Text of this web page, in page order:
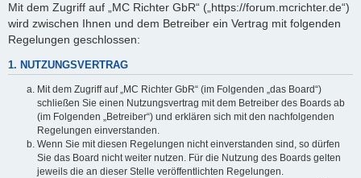
Mit dem Zugriff auf „MC Richter GbR“ („https://forum.mcrichter.de“)
wird zwischen Ihnen und dem Betreiber ein Vertrag mit folgenden
Regelungen geschlossen:
1. NUTZUNGSVERTRAG
Mit dem Zugriff auf „MC Richter GbR“ (im Folgenden „das Board“)
schließen Sie einen Nutzungsvertrag mit dem Betreiber des Boards ab
(im Folgenden „Betreiber“) und erklären sich mit den nachfolgenden
Regelungen einverstanden.
Wenn Sie mit diesen Regelungen nicht einverstanden sind, so dürfen
Sie das Board nicht weiter nutzen. Für die Nutzung des Boards gelten
jeweils die an dieser Stelle veröffentlichten Regelungen.